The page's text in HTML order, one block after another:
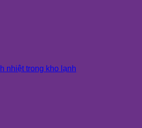
nhiệt trong kho lạnh